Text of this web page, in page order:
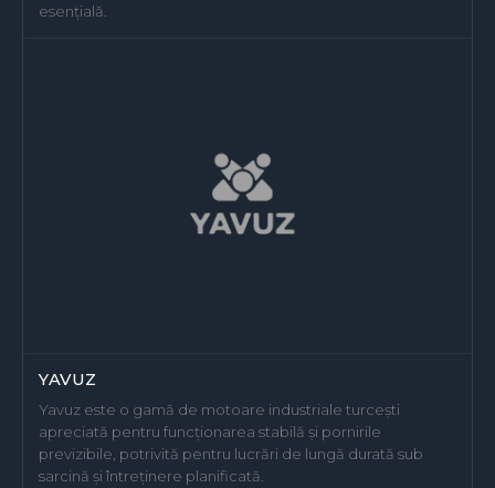
esențială.
YAVUZ
Yavuz este o gamă de motoare industriale turcești
apreciată pentru funcționarea stabilă și pornirile
previzibile, potrivită pentru lucrări de lungă durată sub
sarcină și întreținere planificată.